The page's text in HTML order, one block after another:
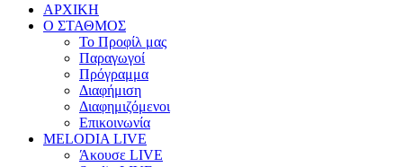
ΑΡΧΙΚΗ
Ο ΣΤΑΘΜΟΣ
Το Προφίλ μας
Παραγωγοί
Πρόγραμμα
Διαφήμιση
Διαφημιζόμενοι
Επικοινωνία
MELODIA LIVE
Άκουσε LIVE